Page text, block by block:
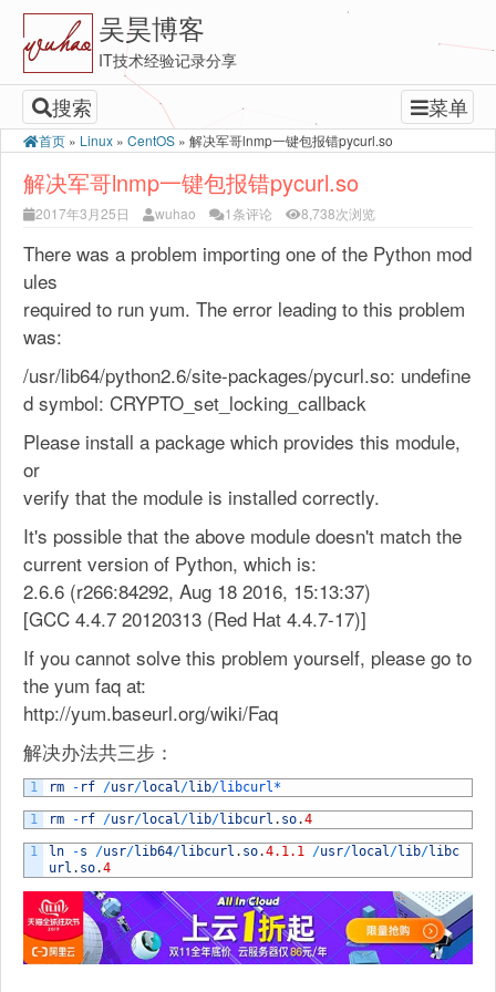
吴昊博客
IT技术经验记录分享
搜索 菜单
首页 » Linux » CentOS » 解决军哥lnmp一键包报错pycurl.so
解决军哥lnmp一键包报错pycurl.so
2017年3月25日 wuhao 1条评论 8,738次浏览
There was a problem importing one of the Python mod
ules
required to run yum. The error leading to this problem
was:
/usr/lib64/python2.6/site-packages/pycurl.so: undefine
d symbol: CRYPTO_set_locking_callback
Please install a package which provides this module,
or
verify that the module is installed correctly.
It's possible that the above module doesn't match the
current version of Python, which is:
2.6.6 (r266:84292, Aug 18 2016, 15:13:37)
[GCC 4.4.7 20120313 (Red Hat 4.4.7-17)]
If you cannot solve this problem yourself, please go to
the yum faq at:
http://yum.baseurl.org/wiki/Faq
解决办法共三步：
1 rm - rf /usr/local/lib/libcurl*
1 rm - rf /usr/local/lib/libcurl . so.4
1 ln -s /usr/lib64/libcurl . so.4.1.1 /usr/local/lib/libc
url . so.4